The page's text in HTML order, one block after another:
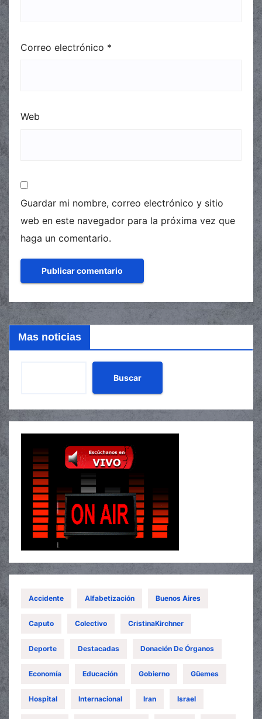
Correo electrónico *
Web
Guardar mi nombre, correo electrónico y sitio
web en este navegador para la próxima vez que
haga un comentario.
Mas noticias
Buscar
Accidente Alfabetización Buenos Aires
Caputo Colectivo CristinaKirchner
Deporte Destacadas Donación De Órganos
Economía Educación Gobierno Güemes
Hospital Internacional Iran Israel